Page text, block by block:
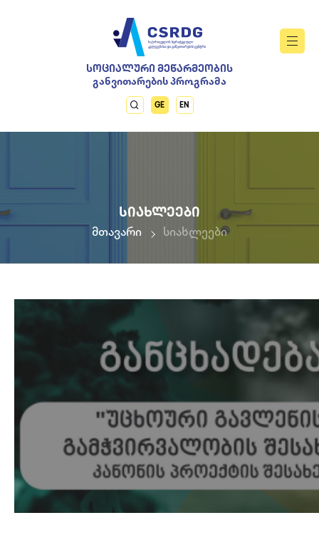
ᲡᲝᲪᲘᲐᲚᲣᲠᲘ ᲛᲔᲬᲐᲠᲛᲔᲝᲑᲘᲡ
განვითარების პროგრამა
GE EN
ᲡᲘᲐᲮᲚᲔᲔᲑᲘ
მთავარი სიახლეები